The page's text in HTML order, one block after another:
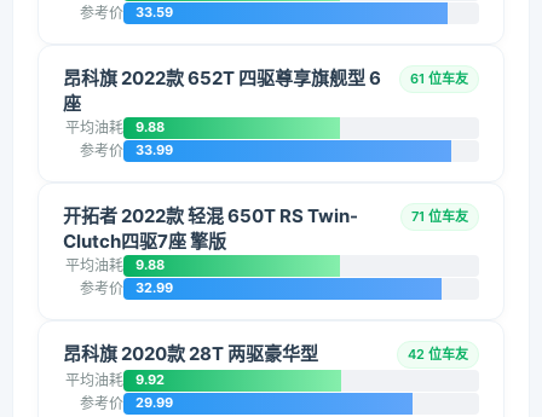
参考价 33.59
昂科旗 2022款 652T 四驱尊享旗舰型 6
座
61 位车友
平均油耗 9.88
参考价 33.99
开拓者 2022款 轻混 650T RS Twin-
Clutch四驱7座 擎版
71 位车友
平均油耗 9.88
参考价 32.99
昂科旗 2020款 28T 两驱豪华型 42 位车友
平均油耗 9.92
参考价 29.99